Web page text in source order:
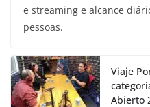
e streaming e alcance
pessoas.
Viaje
Abierto